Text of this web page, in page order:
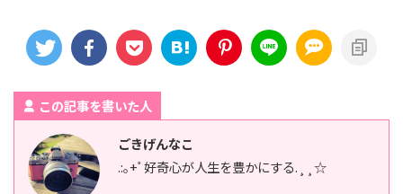
この記事を書いた人
ごきげんなこ
.:｡+ﾟ好奇心が人生を豊かにする.¸¸☆